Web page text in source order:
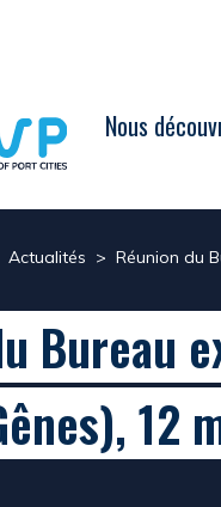
Nous
Actualités > Réunion du
Bureau
12